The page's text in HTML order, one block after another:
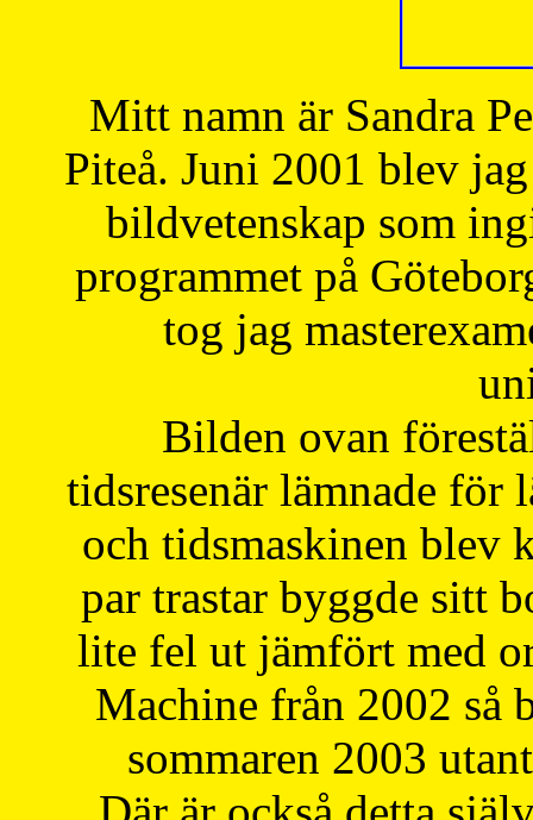
Mitt namn är Sandra
Piteå. Juni 2001 blev
bildvetenskap som
programmet på
tog jag
Bilden ovan
tidsresenär lämnade för
och tidsmaskinen blev
par trastar byggde sitt
lite fel ut jämfört med
Machine från 2002 så
sommaren 2003